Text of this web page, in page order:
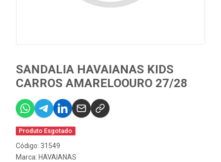
SANDALIA HAVAIANAS KIDS
CARROS AMARELOOURO 27/28
Produto Esgotado
Código: 31549
Marca: HAVAIANAS